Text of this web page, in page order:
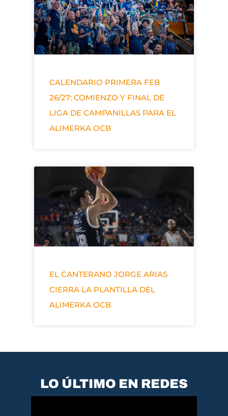
CALENDARIO PRIMERA FEB
26/27: COMIENZO Y FINAL DE
LIGA DE CAMPANILLAS PARA EL
ALIMERKA OCB
EL CANTERANO JORGE ARIAS
CIERRA LA PLANTILLA DEL
ALIMERKA OCB
LO ÚLTIMO EN REDES